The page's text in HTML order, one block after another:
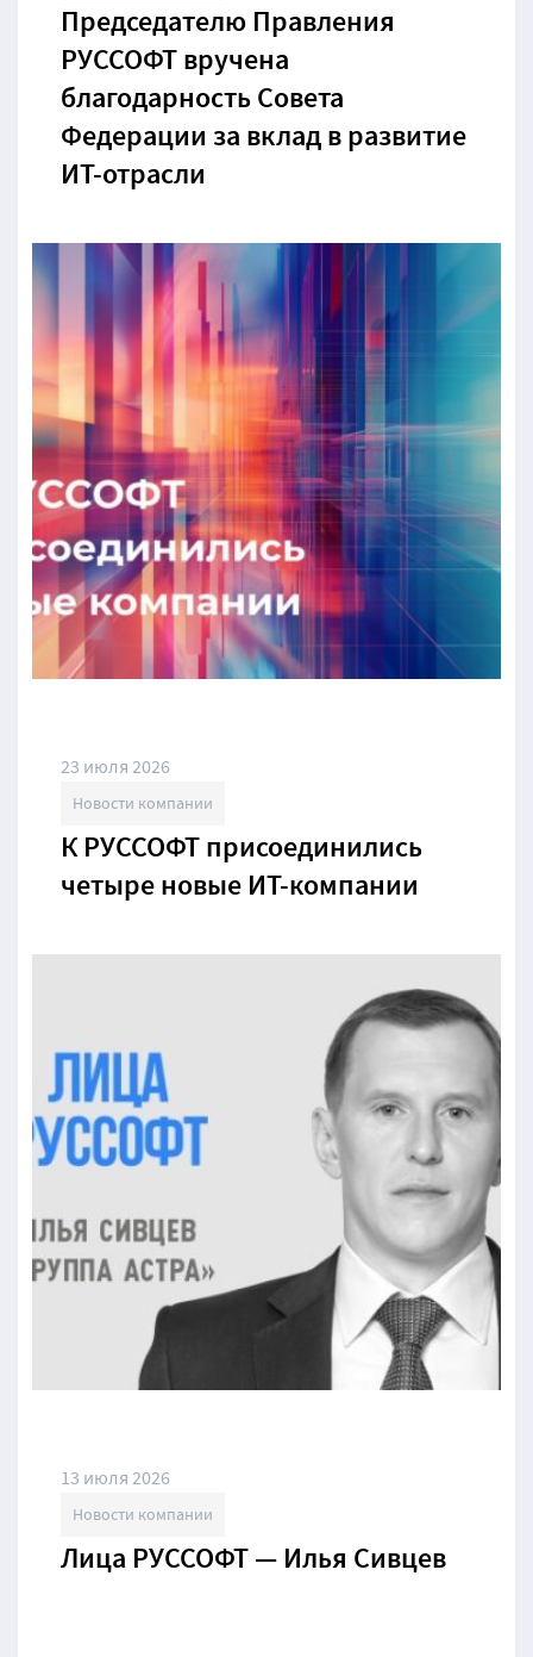
Председателю Правления
РУССОФТ вручена
благодарность Совета
Федерации за вклад в развитие
ИТ-отрасли
23 июля 2026
Новости компании
К РУССОФТ присоединились
четыре новые ИТ-компании
13 июля 2026
Новости компании
Лица РУССОФТ — Илья Сивцев